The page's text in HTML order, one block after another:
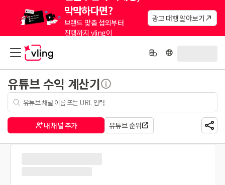
막막하다면?
브랜드 맞춤 섭외부터
진행까지 vling이
광고 대행 알아보기
유튜브 수익 계산기
내 채널 추가 유튜브 순위